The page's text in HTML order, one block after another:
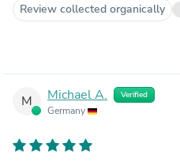
Review collected organically
M Michael A. Verified
Germany